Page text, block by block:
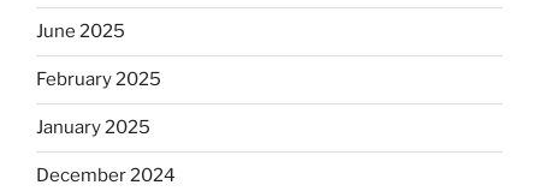
June 2025
February 2025
January 2025
December 2024